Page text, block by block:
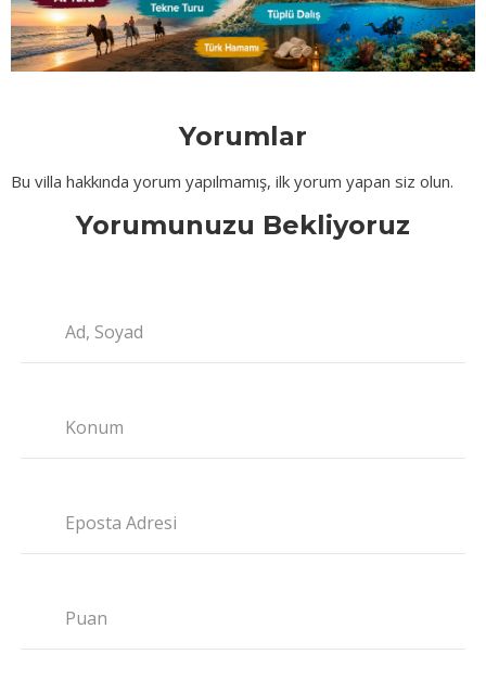
Yorumlar
Bu villa hakkında yorum yapılmamış, ilk yorum yapan siz olun.
Yorumunuzu Bekliyoruz
Ad, Soyad
Konum
Eposta Adresi
Puan